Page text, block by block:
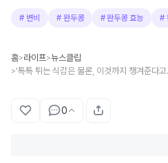
# 변비 # 완두콩 #완두콩 효능 #
홈>라이프>뉴스클립
>
0